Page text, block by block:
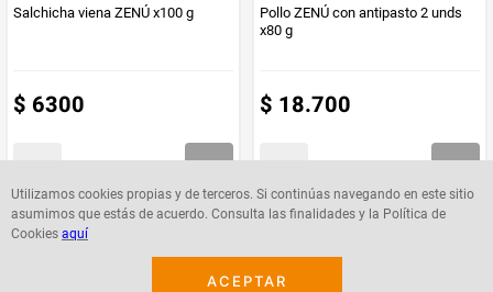
Utilizamos cookies propias y de terceros. Si continúas navegando en este sitio
asumimos que estás de acuerdo. Consulta las finalidades y la Política de
Cookies aquí
ACEPTAR
Salchicha viena ZENÚ x100 g
$ 6300
Pollo ZENÚ con antipasto 2 unds
x80 g
$ 18.700